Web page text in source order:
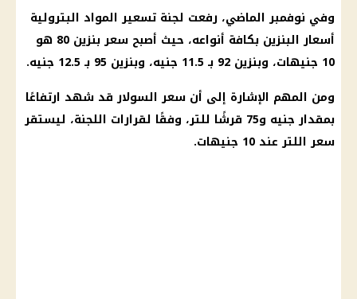
وفي نوفمبر الماضي، رفعت لجنة تسعير المواد البترولية
أسعار البنزين
بكافة أنواعه، حيث أصبح سعر بنزين 80 هو
10 جنيهات، وبنزين 92 بـ 11.5 جنيه، وبنزين 95 بـ 12.5 جنيه.
ومن المهم الإشارة إلى أن سعر السولار قد شهد ارتفاعًا
بمقدار جنيه و75 قرشًا للتر، وفقًا لقرارات اللجنة، ليستقر
سعر اللتر عند 10 جنيهات.